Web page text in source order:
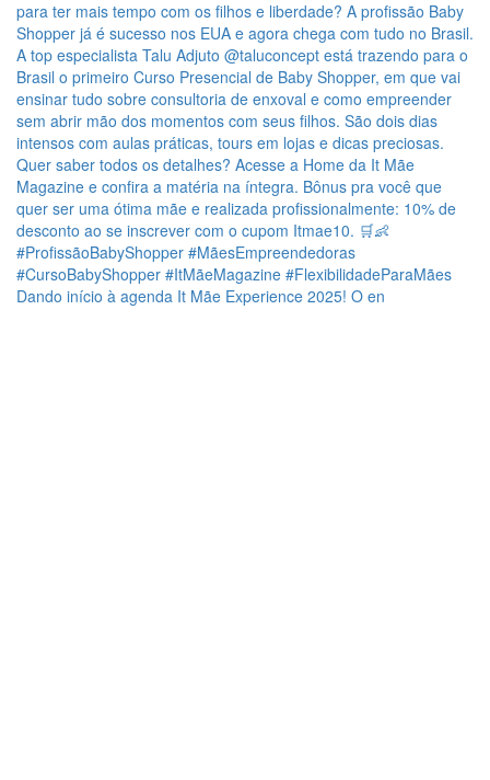
Dando início à agenda It Mãe Experience 2025! O en